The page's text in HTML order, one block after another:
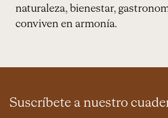
naturaleza, bienestar,
conviven en armonía.
Suscríbete a nuestro